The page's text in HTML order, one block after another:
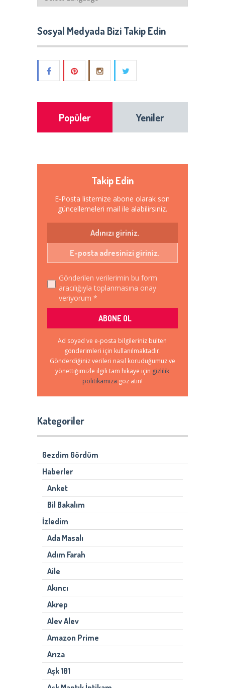
Sosyal Medyada Bizi Takip Edin
Popüler Yeniler
Takip Edin
E-Posta listemize abone olarak son
güncellemeleri mail ile alabilirsiniz.
Gönderilen verilerimin bu form
aracılığıyla toplanmasına onay
veriyorum *
Ad soyad ve e-posta bilgileriniz bülten
gönderimleri için kullanılmaktadır.
Gönderdiğiniz verileri nasıl koruduğumuz ve
yönettiğimizle ilgili tam hikaye için gizlilik
politikamıza göz atın!
Kategoriler
Gezdim Gördüm
Haberler
Anket
Bil Bakalım
İzledim
Ada Masalı
Adım Farah
Aile
Akıncı
Akrep
Alev Alev
Amazon Prime
Arıza
Aşk 101